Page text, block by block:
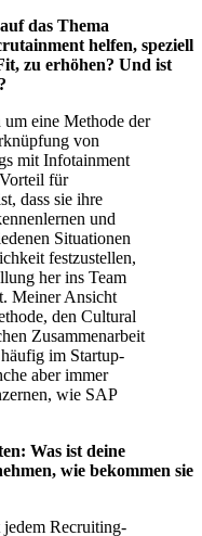
das Thema
helfen, speziell
zu erhöhen? Und ist
eine Methode der
von
mit Infotainment
für
dass sie ihre
und
Situationen
festzustellen,
her ins Team
Meiner Ansicht
den Cultural
Zusammenarbeit
im Startup-
aber immer
wie SAP
Was ist deine
wie bekommen sie
Recruiting-